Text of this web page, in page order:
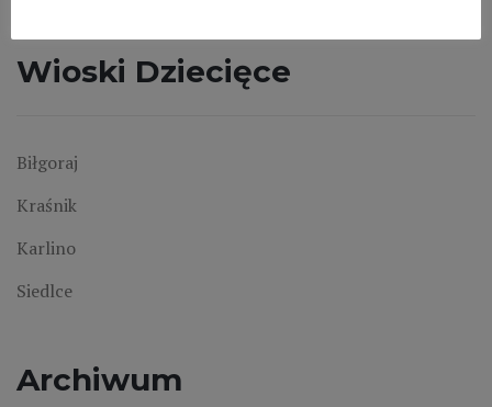
Wioski Dziecięce
Biłgoraj
Kraśnik
Karlino
Siedlce
Archiwum